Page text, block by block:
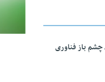
چشم باز فناوری